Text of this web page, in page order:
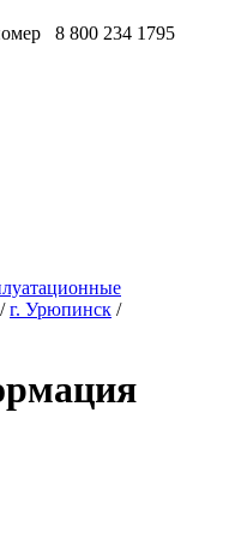
8 800 234 1795
/г. Урюпинск /